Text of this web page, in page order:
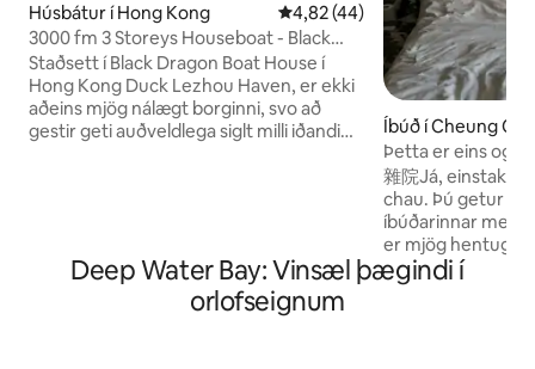
Húsbátur í Hong Kong 4,82 af 5 í meðaleinkunn, 44
4,82 (44)
3000 fm 3 Storeys Houseboat - Black
Dragon
Staðsett í Black Dragon Boat House í
Hong Kong Duck Lezhou Haven, er ekki
aðeins mjög nálægt borginni, svo að
gestir geti auðveldlega siglt milli iðandi
ævintýri fullt af fiskihöfn, þú getur fylgst
með daglegu lífi fiskimanna í næsta
nágrenni og fundið fyrir hógværð og
Íbúð í Cheung
Þetta er eins og
Kong Yun Hao
gráðu
Envelope eftir
Anjunhao
雜院Já, einstakt
chau. Þú getur
íbúðarinnar með
er mjög hentugt
að njóta
einnig notið
Deep Water Bay: Vinsæl þægindi í
orlofseignum